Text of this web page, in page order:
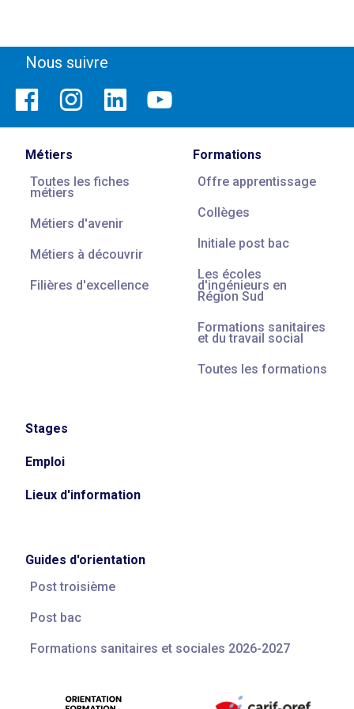
Nous suivre
Métiers
Toutes les fiches
métiers
Métiers d'avenir
Métiers à découvrir
Filières d'excellence
Formations
Offre apprentissage
Collèges
Initiale post bac
Les écoles
d'ingénieurs en
Région Sud
Formations sanitaires
et du travail social
Toutes les formations
Stages
Emploi
Lieux d'information
Guides d'orientation
Post troisième
Post bac
Formations sanitaires et sociales 2026-2027